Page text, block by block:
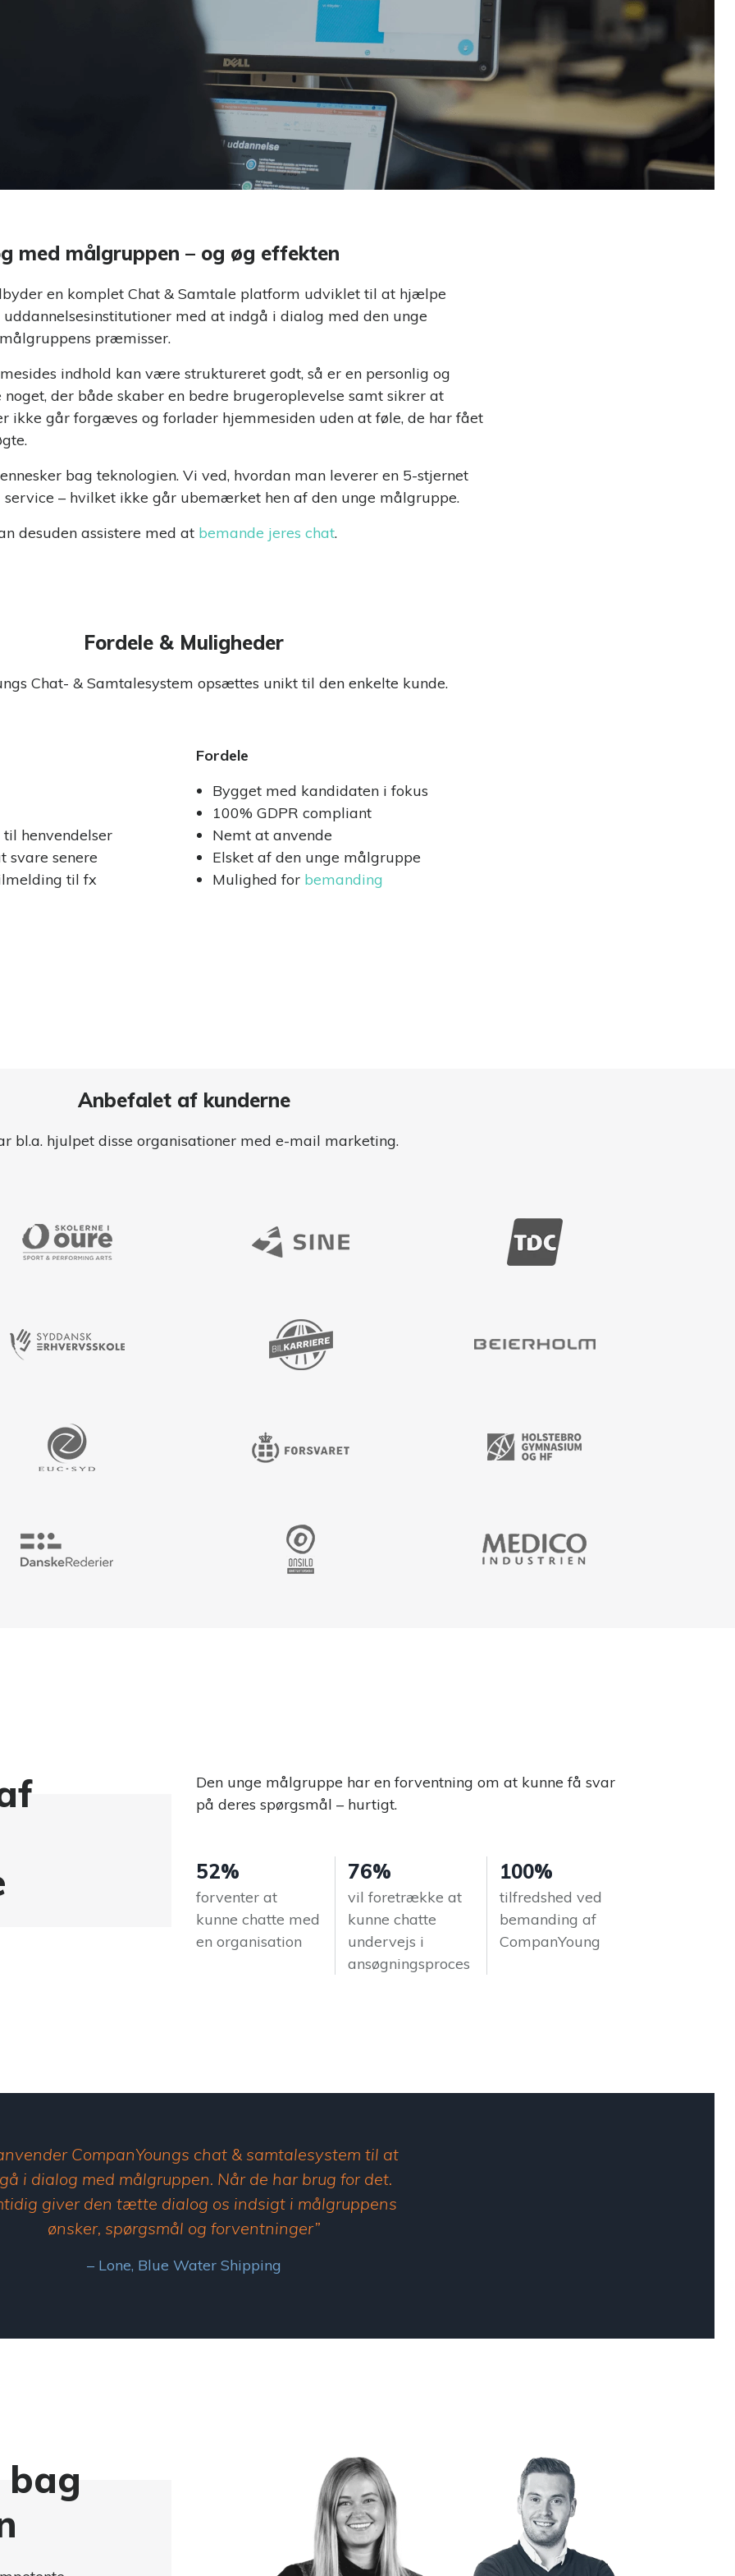
Skab en stærk pre- og onboarding
Praktikmål.dk
Skab overblik over elevens/lærlingens
praktikmål
med målgruppen – og øg effekten
en komplet Chat & Samtale platform udviklet til at hjælpe
med at indgå i dialog med den unge
præmisser.
indhold kan være struktureret godt, så er en personlig og
der både skaber en bedre brugeroplevelse samt sikrer at
ikke går forgæves og forlader hjemmesiden uden at føle, de har fået
bag teknologien. Vi ved, hvordan man leverer en 5-stjernet
service – hvilket ikke går ubemærket hen af den unge målgruppe.
desuden assistere med at bemande jeres chat.
Fordele & Muligheder
Chat- & Samtalesystem opsættes unikt til den enkelte kunde.
henvendelser
svare senere
til fx
Fordele
Bygget med kandidaten i fokus
100% GDPR compliant
Nemt at anvende
Elsket af den unge målgruppe
Mulighed for bemanding
Anbefalet af kunderne
bl.a. hjulpet disse organisationer med e-mail marketing.
Den unge målgruppe har en forventning om at kunne få svar
på deres spørgsmål – hurtigt.
52%
forventer at
kunne chatte med
en organisation
76%
vil foretrække at
kunne chatte
undervejs i
ansøgningsproces
100%
tilfredshed ved
bemanding af
CompanYoung
CompanYoungs chat & samtalesystem til at
i dialog med målgruppen. Når de har brug for det.
giver den tætte dialog os indsigt i målgruppens
ønsker, spørgsmål og forventninger”
– Lone, Blue Water Shipping
bag